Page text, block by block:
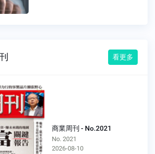
看更多
商業周刊 - No.2021
No. 2021
2026-08-10